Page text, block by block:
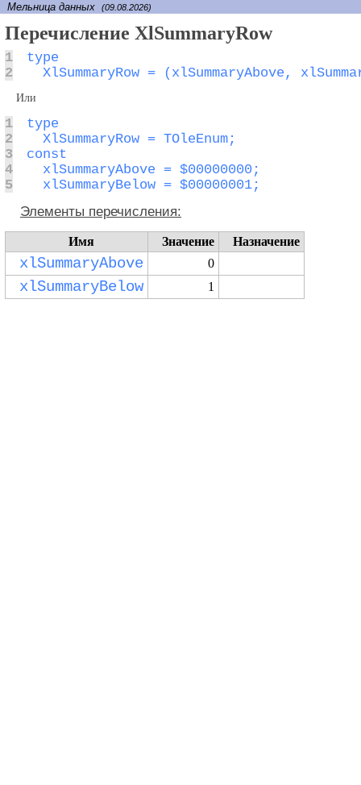
Мельница данных (09.08.2026)
Перечисление XlSummaryRow
1
2
XlSummaryRow = (xlSummaryAbove,
Или
1
2
3
4
5
  xlSummaryBelow = $00000001;
Элементы перечисления:
Имя Значение Назначение
xlSummaryAbove 0
xlSummaryBelow 1